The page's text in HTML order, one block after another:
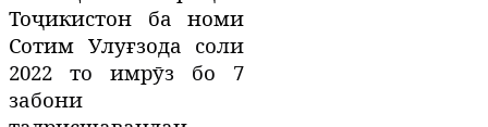
Тоҷикистон ба номи
Сотим Улуғзода соли
2022 то имрӯз бо 7
забони